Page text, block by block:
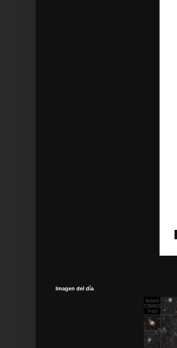
Imagen del día